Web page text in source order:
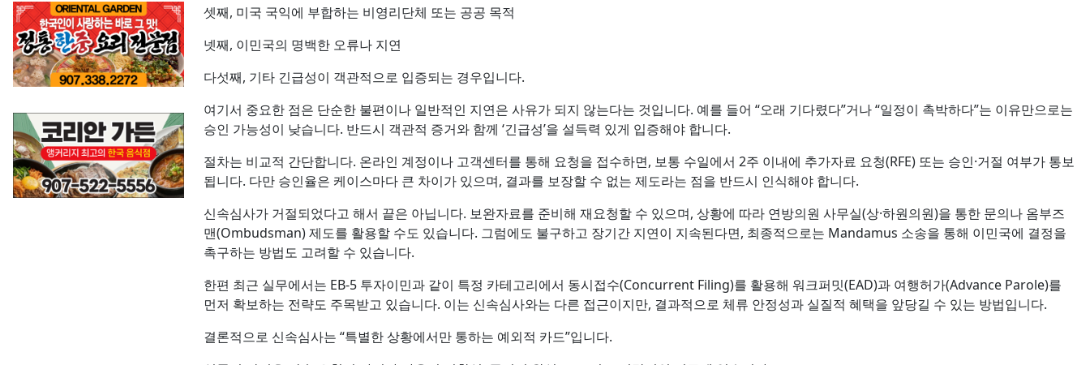
셋째, 미국 국익에 부합하는 비영리단체 또는 공공 목적
넷째, 이민국의 명백한 오류나 지연
다섯째, 기타 긴급성이 객관적으로 입증되는 경우입니다.
여기서 중요한 점은 단순한 불편이나 일반적인 지연은 사유가 되지 않는다는 것입니다. 예를 들어 “오래 기다렸다”거나 “일정이 촉박하다”는 이유만으로는
승인 가능성이 낮습니다. 반드시 객관적 증거와 함께 ‘긴급성’을 설득력 있게 입증해야 합니다.
절차는 비교적 간단합니다. 온라인 계정이나 고객센터를 통해 요청을 접수하면, 보통 수일에서 2주 이내에 추가자료 요청(RFE) 또는 승인·거절 여부가 통보
됩니다. 다만 승인율은 케이스마다 큰 차이가 있으며, 결과를 보장할 수 없는 제도라는 점을 반드시 인식해야 합니다.
신속심사가 거절되었다고 해서 끝은 아닙니다. 보완자료를 준비해 재요청할 수 있으며, 상황에 따라 연방의원 사무실(상·하원의원)을 통한 문의나 옴부즈
맨(Ombudsman) 제도를 활용할 수도 있습니다. 그럼에도 불구하고 장기간 지연이 지속된다면, 최종적으로는 Mandamus 소송을 통해 이민국에 결정을
촉구하는 방법도 고려할 수 있습니다.
한편 최근 실무에서는 EB-5 투자이민과 같이 특정 카테고리에서 동시접수(Concurrent Filing)를 활용해 워크퍼밋(EAD)과 여행허가(Advance Parole)를
먼저 확보하는 전략도 주목받고 있습니다. 이는 신속심사와는 다른 접근이지만, 결과적으로 체류 안정성과 실질적 혜택을 앞당길 수 있는 방법입니다.
결론적으로 신속심사는 “특별한 상황에서만 통하는 예외적 카드”입니다.